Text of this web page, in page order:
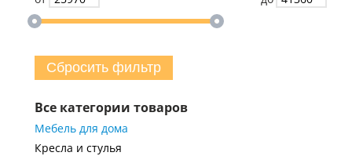
Сбросить фильтр
Все категории товаров
Мебель для дома
Кресла и стулья